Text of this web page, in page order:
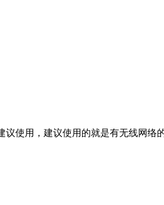
使用，建议使用的就是有无线网络